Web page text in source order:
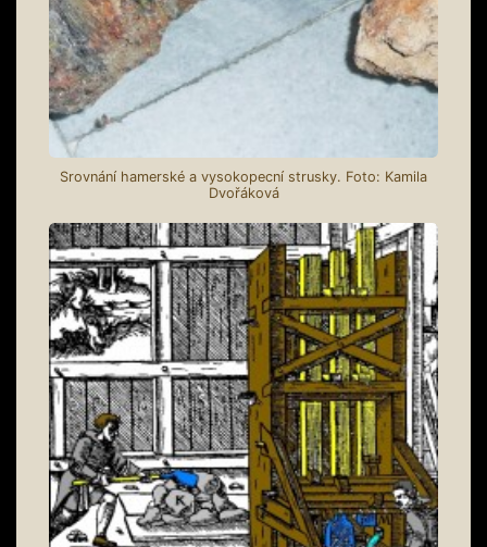
Srovnání hamerské a vysokopecní strusky. Foto: Kamila
Dvořáková